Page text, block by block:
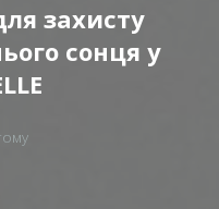
захисту
сонця у